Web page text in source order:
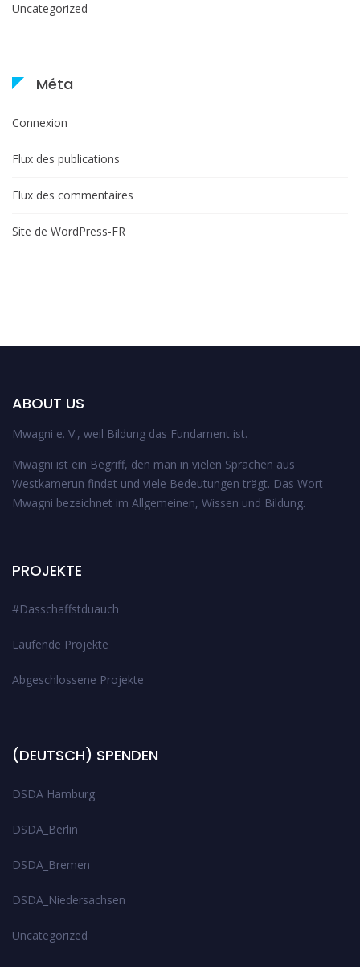
Uncategorized
Méta
Connexion
Flux des publications
Flux des commentaires
Site de WordPress-FR
ABOUT US
Mwagni e. V., weil Bildung das Fundament ist.
Mwagni ist ein Begriff, den man in vielen Sprachen aus
Westkamerun findet und viele Bedeutungen trägt. Das Wort
Mwagni bezeichnet im Allgemeinen, Wissen und Bildung.
PROJEKTE
#Dasschaffstduauch
Laufende Projekte
Abgeschlossene Projekte
(DEUTSCH) SPENDEN
DSDA Hamburg
DSDA_Berlin
DSDA_Bremen
DSDA_Niedersachsen
Uncategorized